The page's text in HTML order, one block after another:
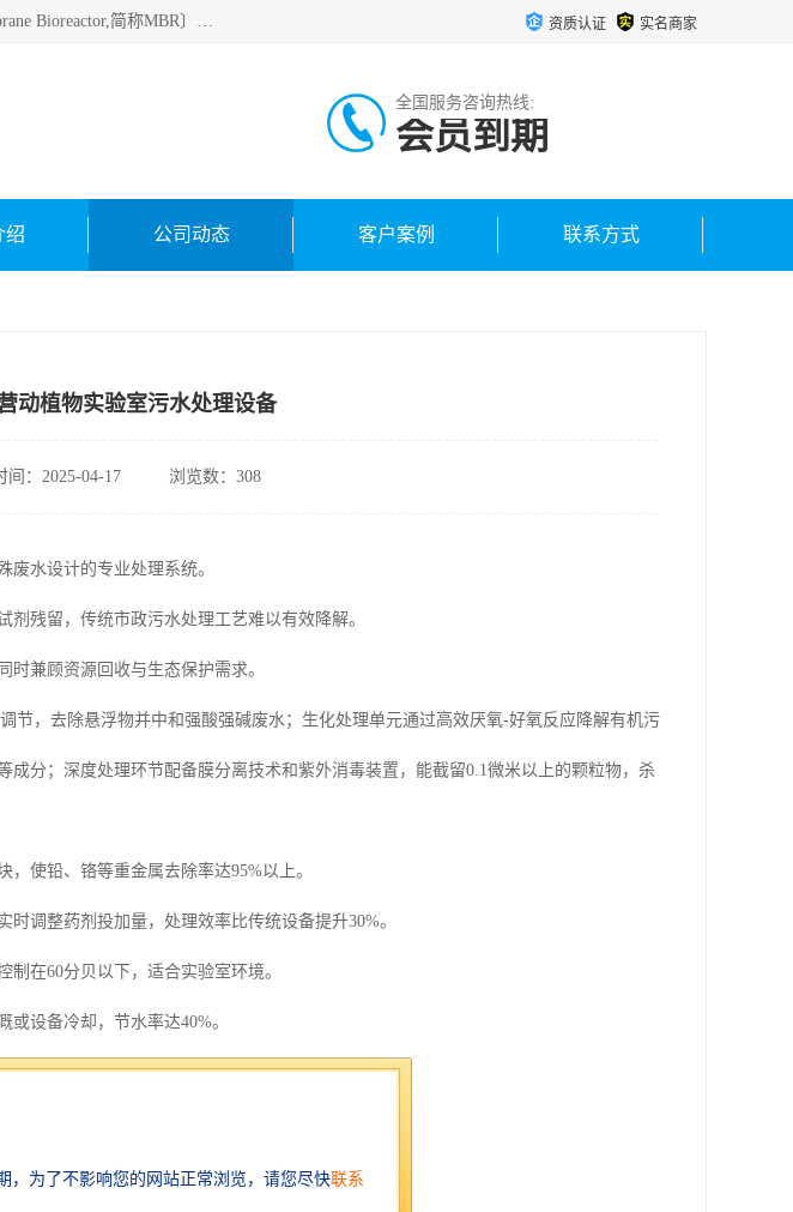
MBR污水处理设备广泛应用于各种需要直接排放河流里的污水处理，设备采用膜生物反应器（Membrane Bioreactor,简称MBR〕技术，取代了传统工艺中的二沉池，它可以*地进行固液分离，得到直接使用的稳定中水，又可在生物池内维持高浓度的微生物量，工艺剩余污泥少，极有效地去除氨氮，出水悬浮物和浊度接近于零，出水中细菌和病毒被大幅度去除，能耗低，占地面积小。 资质认证 实名商家
全国服务咨询热线:
会员到期
绍 公司动态 客户案例 联系方式
动植物实验室污水处理设备
间：2025-04-17 浏览数：308
废水设计的专业处理系统。
残留，传统市政污水处理工艺难以有效降解。
兼顾资源回收与生态保护需求。
节，去除悬浮物并中和强酸强碱废水；生化处理单元通过高效厌氧-好氧反应降解有机污
分；深度处理环节配备膜分离技术和紫外消毒装置，能截留0.1微米以上的颗粒物，杀
使铅、铬等重金属去除率达95%以上。
调整药剂投加量，处理效率比传统设备提升30%。
在60分贝以下，适合实验室环境。
设备冷却，节水率达40%。
突发停电或水量激增时可自动启动保护机制。
件使用寿命超过8年。
积较同类产品减少20%，适合实验室空间有限的场景。